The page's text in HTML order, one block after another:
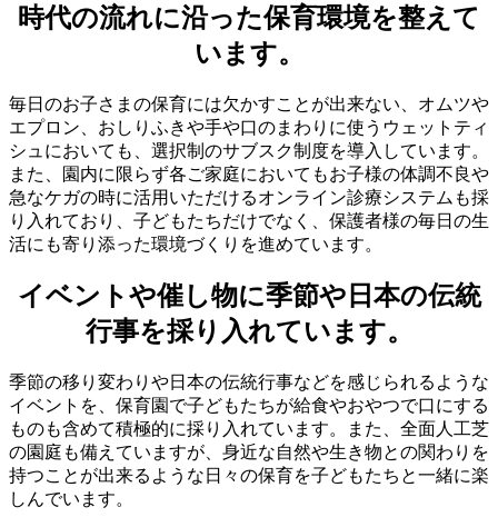
時代の流れに沿った保育環境を整えて
います。
毎日のお子さまの保育には欠かすことが出来ない、オムツや
エプロン、おしりふきや手や口のまわりに使うウェットティ
シュにおいても、選択制のサブスク制度を導入しています。
また、園内に限らず各ご家庭においてもお子様の体調不良や
急なケガの時に活用いただけるオンライン診療システムも採
り入れており、子どもたちだけでなく、保護者様の毎日の生
活にも寄り添った環境づくりを進めています。
イベントや催し物に季節や日本の伝統
行事を採り入れています。
季節の移り変わりや日本の伝統行事などを感じられるような
イベントを、保育園で子どもたちが給食やおやつで口にする
ものも含めて積極的に採り入れています。また、全面人工芝
の園庭も備えていますが、身近な自然や生き物との関わりを
持つことが出来るような日々の保育を子どもたちと一緒に楽
しんでいます。